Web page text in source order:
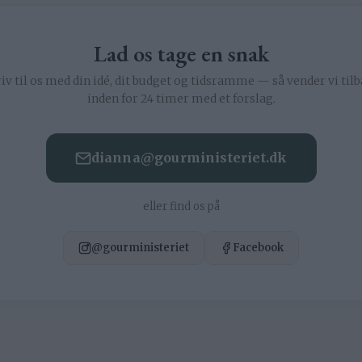
Lad os tage en snak
til os med din idé, dit budget og tidsramme — så vender vi
inden for 24 timer med et forslag.
dianna@gourministeriet.dk
eller find os på
@gourministeriet Facebook